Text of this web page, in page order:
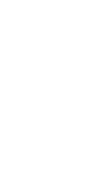
ガ PTO付 東急